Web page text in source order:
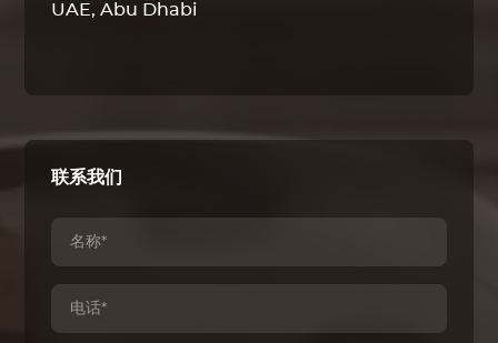
UAE, Abu Dhabi
联系我们